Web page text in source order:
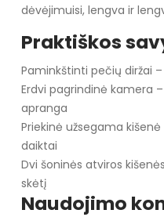
dėvėjimuisi, lengva ir
Praktiškos
Paminkštinti pečių diržai
Erdvi pagrindinė kamera
apranga
Priekinė užsegama
daiktai
Dvi šoninės atviros
skėtį
Naudojimo